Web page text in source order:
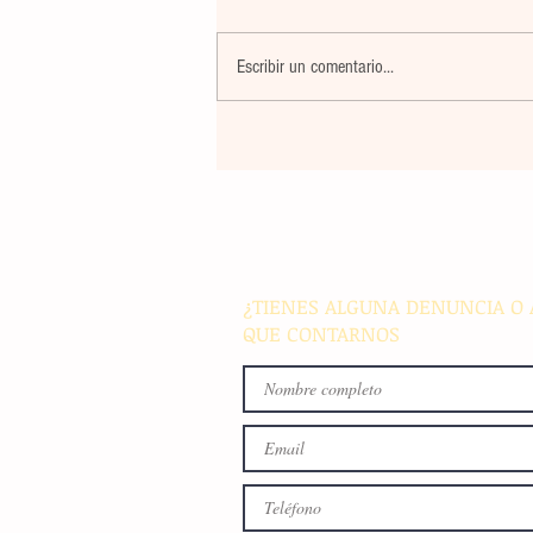
Escribir un comentario...
¿TIENES ALGUNA DENUNCIA O
QUE CONTARNOS